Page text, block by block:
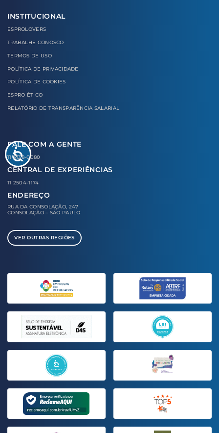
INSTITUCIONAL
ESPROLOVERS
TRABALHE CONOSCO
TERMOS DE USO
POLÍTICA DE PRIVACIDADE
POLÍTICA DE COOKIES
ESPRO ÉTICO
RELATÓRIO DE TRANSPARÊNCIA SALARIAL
FALE COM A GENTE
11 3138-0080
CENTRAL DE EXPERIÊNCIAS
11 2504-1174
ENDEREÇO
RUA DA CONSOLAÇÃO, 247
CONSOLAÇÃO – SÃO PAULO
VER OUTRAS REGIÕES